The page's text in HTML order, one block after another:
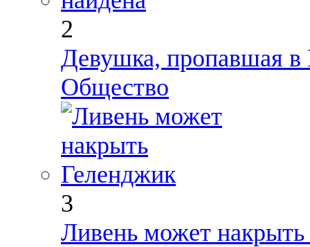
2
Девушка, пропавшая в
Общество
3
Ливень может